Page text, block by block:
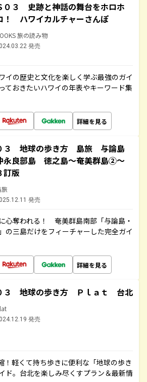
０３ 史跡と神話の舞台をホロホ
！ ハワイカルチャーさんぽ
旅の読み物
発売
イの歴史と文化を楽しく学ぶ最強のガイ
ておきたいハワイの年表やキーワード集
詳細を見る
３ 地球の歩き方 島旅 与論島
永良部島 徳之島～奄美群島②～
訂版
旅
発売
心奪われる！ 奄美群島南部「与論島・
の三島だけをフィーチャーした完全ガイ
詳細を見る
３ 地球の歩き方 Ｐｌａｔ 台北
発売
！軽くて持ち歩きに便利な「地球の歩き
ド。台北を楽しみ尽くすプラン＆最新情